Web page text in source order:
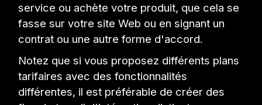
service ou achète votre produit, que cela se
fasse sur votre site Web ou en signant un
contrat ou une autre forme d'accord.
Notez que si vous proposez différents plans
tarifaires avec des fonctionnalités
différentes, il est préférable de créer des